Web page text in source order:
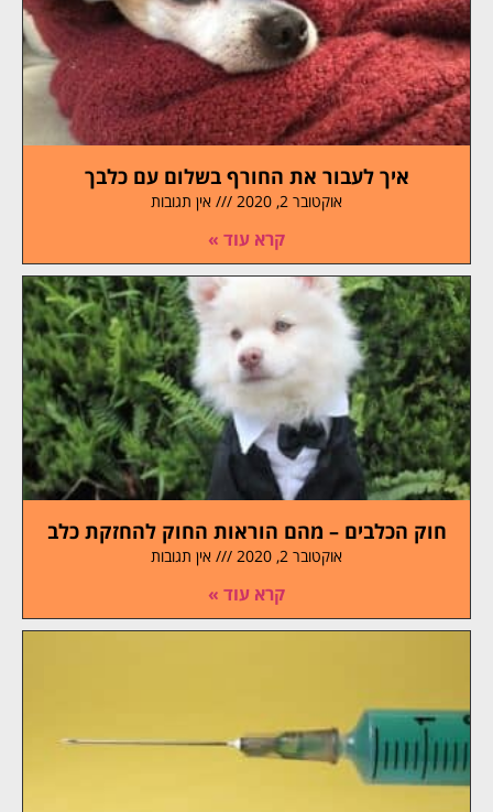
איך לעבור את החורף בשלום עם כלבך
אוקטובר 2, 2020 אין תגובות
קרא עוד »
חוק הכלבים – מהם הוראות החוק להחזקת כלב
אוקטובר 2, 2020 אין תגובות
קרא עוד »